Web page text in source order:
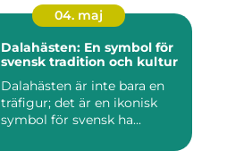
04. maj
Dalahästen: En symbol för
svensk tradition och kultur
Dalahästen är inte bara en
träfigur; det är en ikonisk
symbol för svensk ha...